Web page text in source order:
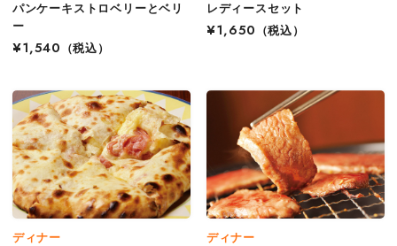
パンケーキストロベリーとベリ
ー
¥1,540
（税込）
レディースセット
¥1,650
（税込）
ディナー
ディナー